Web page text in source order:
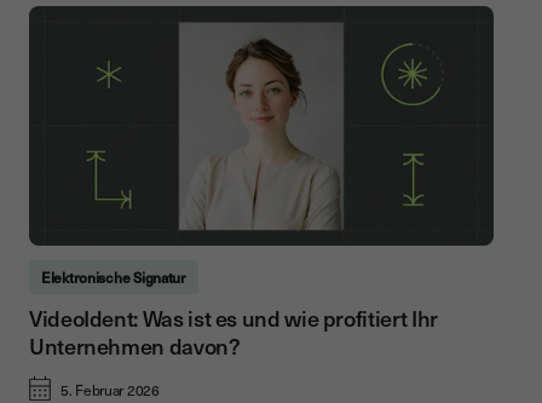
Elektronische Signatur
VideoIdent: Was ist es und wie profitiert Ihr
Unternehmen davon?
5. Februar 2026